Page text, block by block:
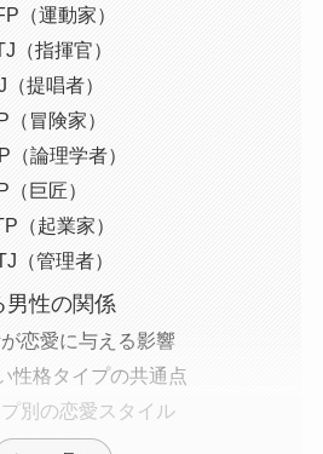
（運動家）
（指揮官）
提唱者）
冒険家）
（論理学者）
巨匠）
（起業家）
（管理者）
男性の関係
恋愛に与える影響
性格タイプの共通点
別の恋愛スタイル